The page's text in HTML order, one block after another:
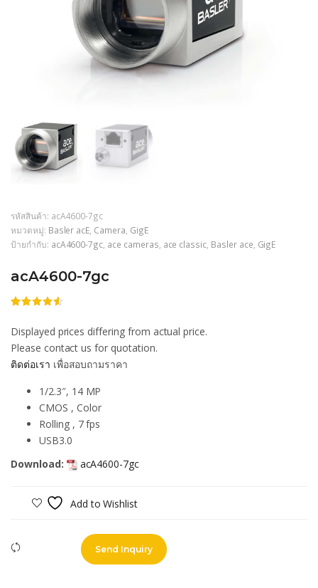
รหัสสินค้า: acA4600-7gc
หมวดหมู่: Basler acE Camera GigE
ป้ายกำกับ: acA4600-7gc ace cameras ace classic Basler ace GigE
acA4600-7gc
คะแนน
4.48จาก
5 คะแนน
การให้
ของลูกค้า
Displayed prices differing from actual price.
Please contact us for quotation.
ติดต่อเรา เพื่อสอบถามราคา
1/2.3″, 14 MP
CMOS , Color
Rolling , 7 fps
USB3.0
Download:
acA4600-7gc
Add to Wishlist
Send Inquiry